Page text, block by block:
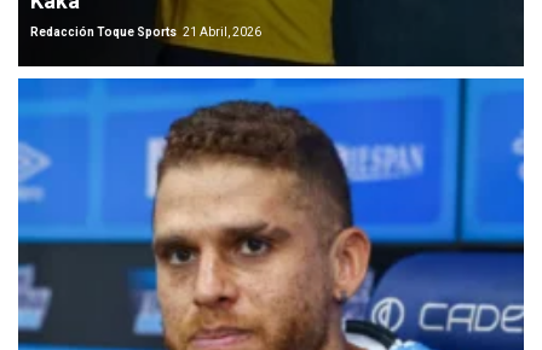
Redacción Toque Sports 21 Abril, 2026